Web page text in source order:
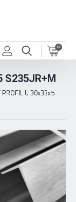
0
S235JR+M
PROFIL U 30x33x5